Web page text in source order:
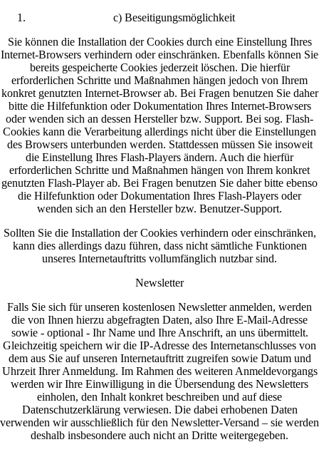
c) Beseitigungsmöglichkeit
Sie können die Installation der Cookies durch eine Einstellung Ihres
Internet-Browsers verhindern oder einschränken. Ebenfalls können Sie
bereits gespeicherte Cookies jederzeit löschen. Die hierfür
erforderlichen Schritte und Maßnahmen hängen jedoch von Ihrem
konkret genutzten Internet-Browser ab. Bei Fragen benutzen Sie daher
bitte die Hilfefunktion oder Dokumentation Ihres Internet-Browsers
oder wenden sich an dessen Hersteller bzw. Support. Bei sog. Flash-
Cookies kann die Verarbeitung allerdings nicht über die Einstellungen
des Browsers unterbunden werden. Stattdessen müssen Sie insoweit
die Einstellung Ihres Flash-Players ändern. Auch die hierfür
erforderlichen Schritte und Maßnahmen hängen von Ihrem konkret
genutzten Flash-Player ab. Bei Fragen benutzen Sie daher bitte ebenso
die Hilfefunktion oder Dokumentation Ihres Flash-Players oder
wenden sich an den Hersteller bzw. Benutzer-Support.
Sollten Sie die Installation der Cookies verhindern oder einschränken,
kann dies allerdings dazu führen, dass nicht sämtliche Funktionen
unseres Internetauftritts vollumfänglich nutzbar sind.
Newsletter
Falls Sie sich für unseren kostenlosen Newsletter anmelden, werden
die von Ihnen hierzu abgefragten Daten, also Ihre E-Mail-Adresse
sowie - optional - Ihr Name und Ihre Anschrift, an uns übermittelt.
Gleichzeitig speichern wir die IP-Adresse des Internetanschlusses von
dem aus Sie auf unseren Internetauftritt zugreifen sowie Datum und
Uhrzeit Ihrer Anmeldung. Im Rahmen des weiteren Anmeldevorgangs
werden wir Ihre Einwilligung in die Übersendung des Newsletters
einholen, den Inhalt konkret beschreiben und auf diese
Datenschutzerklärung verwiesen. Die dabei erhobenen Daten
verwenden wir ausschließlich für den Newsletter-Versand – sie werden
deshalb insbesondere auch nicht an Dritte weitergegeben.